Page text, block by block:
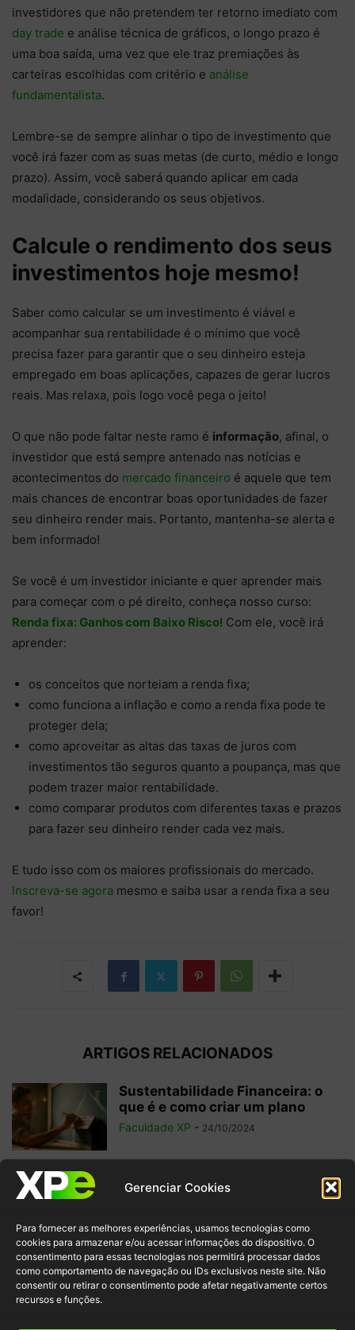
Gerenciar Cookies
Para fornecer as melhores experiências, usamos tecnologias como
cookies para armazenar e/ou acessar informações do dispositivo. O
consentimento para essas tecnologias nos permitirá processar dados
como comportamento de navegação ou IDs exclusivos neste site. Não
consentir ou retirar o consentimento pode afetar negativamente certos
recursos e funções.
investidores que não pretendem ter retorno imediato com
day trade e análise técnica de gráficos, o longo prazo é
uma boa saída, uma vez que ele traz premiações às
carteiras escolhidas com critério e análise
fundamentalista.
Lembre-se de sempre alinhar o tipo de investimento que
você irá fazer com as suas metas (de curto, médio e longo
prazo). Assim, você saberá quando aplicar em cada
modalidade, considerando os seus objetivos.
Calcule o rendimento dos seus
investimentos hoje mesmo!
Saber como calcular se um investimento é viável e
acompanhar sua rentabilidade é o mínimo que você
precisa fazer para garantir que o seu dinheiro esteja
empregado em boas aplicações, capazes de gerar lucros
reais. Mas relaxa, pois logo você pega o jeito!
O que não pode faltar neste ramo é informação, afinal, o
investidor que está sempre antenado nas notícias e
acontecimentos do mercado financeiro é aquele que tem
mais chances de encontrar boas oportunidades de fazer
seu dinheiro render mais. Portanto, mantenha-se alerta e
bem informado!
Se você é um investidor iniciante e quer aprender mais
para começar com o pé direito, conheça nosso curso:
Renda fixa: Ganhos com Baixo Risco! Com ele, você irá
aprender:
os conceitos que norteiam a renda fixa;
como funciona a inflação e como a renda fixa pode te
proteger dela;
como aproveitar as altas das taxas de juros com
investimentos tão seguros quanto a poupança, mas que
podem trazer maior rentabilidade.
como comparar produtos com diferentes taxas e prazos
para fazer seu dinheiro render cada vez mais.
E tudo isso com os maiores profissionais do mercado.
Inscreva-se agora mesmo e saiba usar a renda fixa a seu
favor!
ARTIGOS RELACIONADOS
Sustentabilidade Financeira: o
que é e como criar um plano
Faculdade XP - 24/10/2024
Isenção Fiscal: o que é, para que
Expert XP: saiba tudo sobre o
maior festival de investimentos
Faculdade XP - 28/08/2024